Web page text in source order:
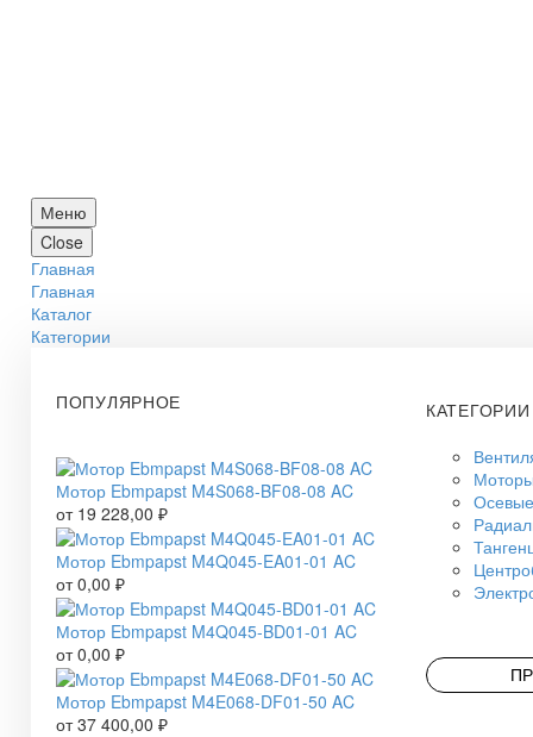
Меню
Close
Главная
Главная
Каталог
Категории
ПОПУЛЯРНОЕ
Мотор Ebmpapst M4S068-BF08-08 AC
от 19 228,00 ₽
Мотор Ebmpapst M4Q045-EA01-01 AC
от0,00 ₽
Мотор Ebmpapst M4Q045-BD01-01 AC
от0,00 ₽
Мотор Ebmpapst M4E068-DF01-50 AC
от37 400,00 ₽
КАТЕГОРИИ